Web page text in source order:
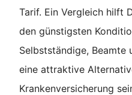
Tarif. Ein Vergleich hilft
den günstigsten
Selbstständige, Beamte
eine attraktive
Krankenversicherung